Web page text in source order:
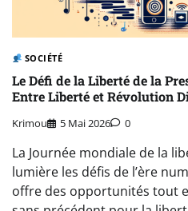
SOCIÉTÉ
Le Défi de la Liberté de la
Entre Liberté et Révolution
Krimou 5 Mai 2026 0
La Journée mondiale de la
lumière les défis de l’ère
offre des opportunités tout